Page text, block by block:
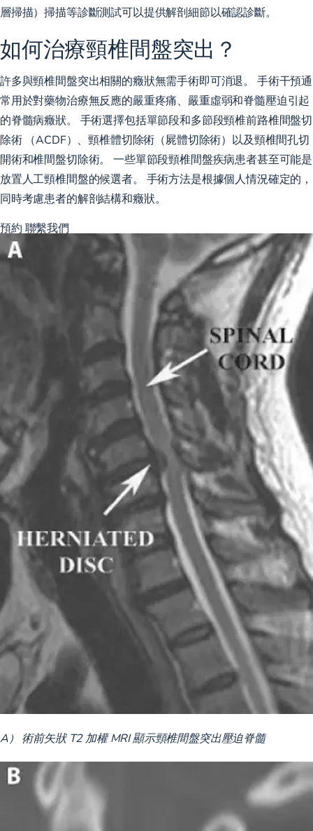
層掃描）掃描等診斷測試可以提供解剖細節以確認診斷。
如何治療頸椎間盤突出？
許多與頸椎間盤突出相關的癥狀無需手術即可消退。 手術干預通
常用於對藥物治療無反應的嚴重疼痛、嚴重虛弱和脊髓壓迫引起
的脊髓病癥狀。 手術選擇包括單節段和多節段頸椎前路椎間盤切
除術 （ACDF）、頸椎體切除術（屍體切除術）以及頸椎間孔切
開術和椎間盤切除術。 一些單節段頸椎間盤疾病患者甚至可能是
放置人工頸椎間盤的候選者。 手術方法是根據個人情況確定的，
同時考慮患者的解剖結構和癥狀。
預約 聯繫我們
A） 術前矢狀 T2 加權 MRI 顯示頸椎間盤突出壓迫脊髓